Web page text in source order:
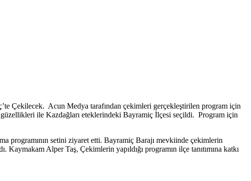
Çekilecek. Acun Medya tarafından çekimleri gerçekleştirilen program için
ile Kazdağları eteklerindeki Bayramiç İlçesi seçildi. Program için
programının setini ziyaret etti. Bayramiç Barajı mevkiinde çekimlerin
Alper Taş, Çekimlerin yapıldığı programın ilçe tanıtımına katkı